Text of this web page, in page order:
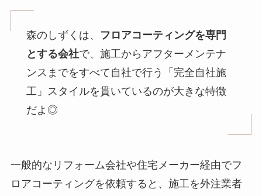
森のしずくは、
フロアコーティングを専門
とする会社で、施工からアフターメンテナ
ンスまでをすべて自社で行う「完全自社施
工」スタイルを貫いているのが大きな特徴
だよ◎
一般的なリフォーム会社や住宅メーカー経由でフ
ロアコーティングを依頼すると、施工を外注業者